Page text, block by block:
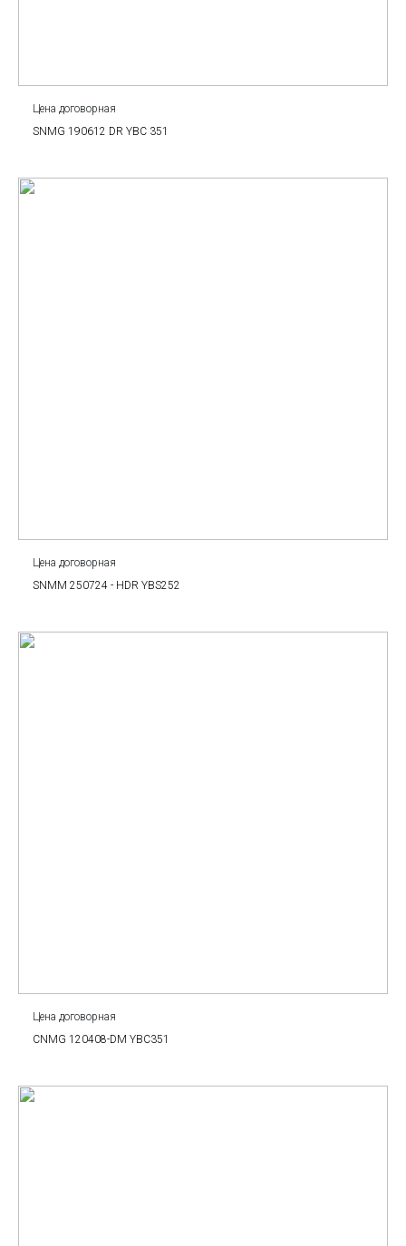
Цена договорная
SNMG 190612 DR YBC 351
Цена договорная
SNMM 250724 - HDR YBS252
Цена договорная
CNMG 120408-DM YBC351